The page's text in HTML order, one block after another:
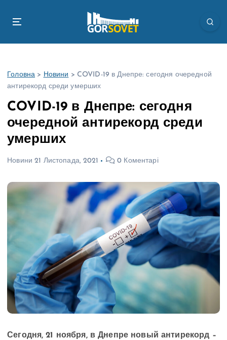
Головна > Новини > COVID-19 в Днепре: сегодня очередной
антирекорд среди умерших
COVID-19 в Днепре: сегодня
очередной антирекорд среди
умерших
Новини 21 Листопада, 2021 0 Коментарі
Сегодня, 21 ноября, в Днепре новый антирекорд –